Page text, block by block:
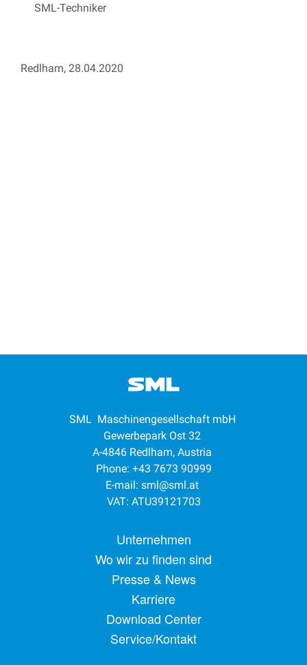
SML-Techniker
Redlham, 28.04.2020
SML Maschinengesellschaft mbH
Gewerbepark Ost 32
A-4846 Redlham, Austria
Phone: +43 7673 90999
E-mail: sml@sml.at
VAT: ATU39121703
Footer menuUnternehmen
Wo wir zu finden sind
Presse & News
Karriere
Download Center
Service/Kontakt